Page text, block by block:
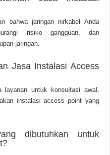
bahwa jaringan nirkabel Anda
risiko gangguan, dan
jaringan.
Jasa Instalasi Access
layanan untuk konsultasi awal,
instalasi access point yang
dibutuhkan untuk